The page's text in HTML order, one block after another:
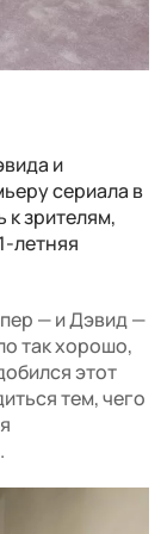
и
сериала в
зрителям,
летняя
— и Дэвид —
так хорошо,
этот
тем, чего